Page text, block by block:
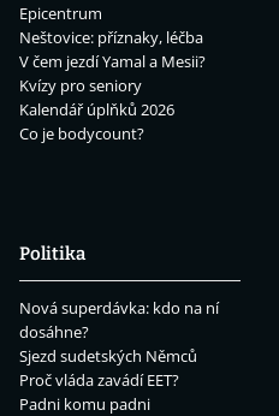
Epicentrum
Neštovice: příznaky, léčba
V čem jezdí Yamal a Mesii?
Kvízy pro seniory
Kalendář úplňků 2026
Co je bodycount?
Politika
Nová superdávka: kdo na ní
dosáhne?
Sjezd sudetských Němců
Proč vláda zavádí EET?
Padni komu padni